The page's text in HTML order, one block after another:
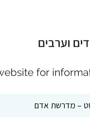
– מדרשת אדם